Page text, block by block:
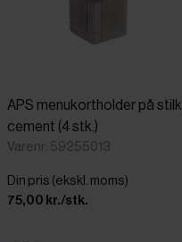
APS menukortholder på stilk,
cement (4 stk.)
Varenr: 59255013
Din pris (ekskl. moms)
75,00 kr./stk.